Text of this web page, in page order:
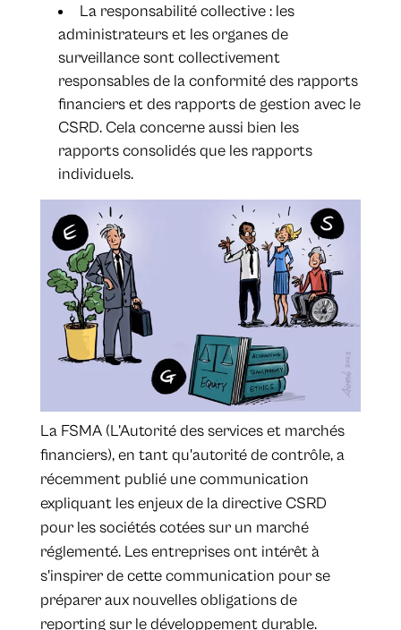
La responsabilité collective : les
administrateurs et les organes de
surveillance sont collectivement
responsables de la conformité des rapports
financiers et des rapports de gestion avec le
CSRD. Cela concerne aussi bien les
rapports consolidés que les rapports
individuels.
La FSMA (L’Autorité des services et marchés
financiers), en tant qu'autorité de contrôle, a
récemment publié une communication
expliquant les enjeux de la directive CSRD
pour les sociétés cotées sur un marché
réglementé. Les entreprises ont intérêt à
s'inspirer de cette communication pour se
préparer aux nouvelles obligations de
reporting sur le développement durable.